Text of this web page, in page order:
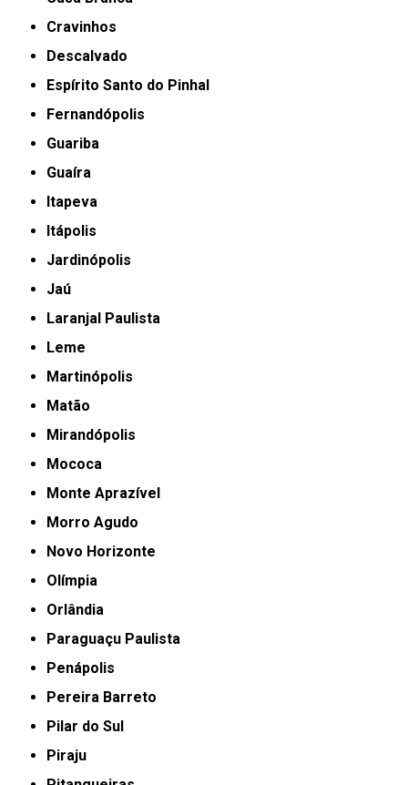
Cravinhos
Descalvado
Espírito Santo do Pinhal
Fernandópolis
Guariba
Guaíra
Itapeva
Itápolis
Jardinópolis
Jaú
Laranjal Paulista
Leme
Martinópolis
Matão
Mirandópolis
Mococa
Monte Aprazível
Morro Agudo
Novo Horizonte
Olímpia
Orlândia
Paraguaçu Paulista
Penápolis
Pereira Barreto
Pilar do Sul
Piraju